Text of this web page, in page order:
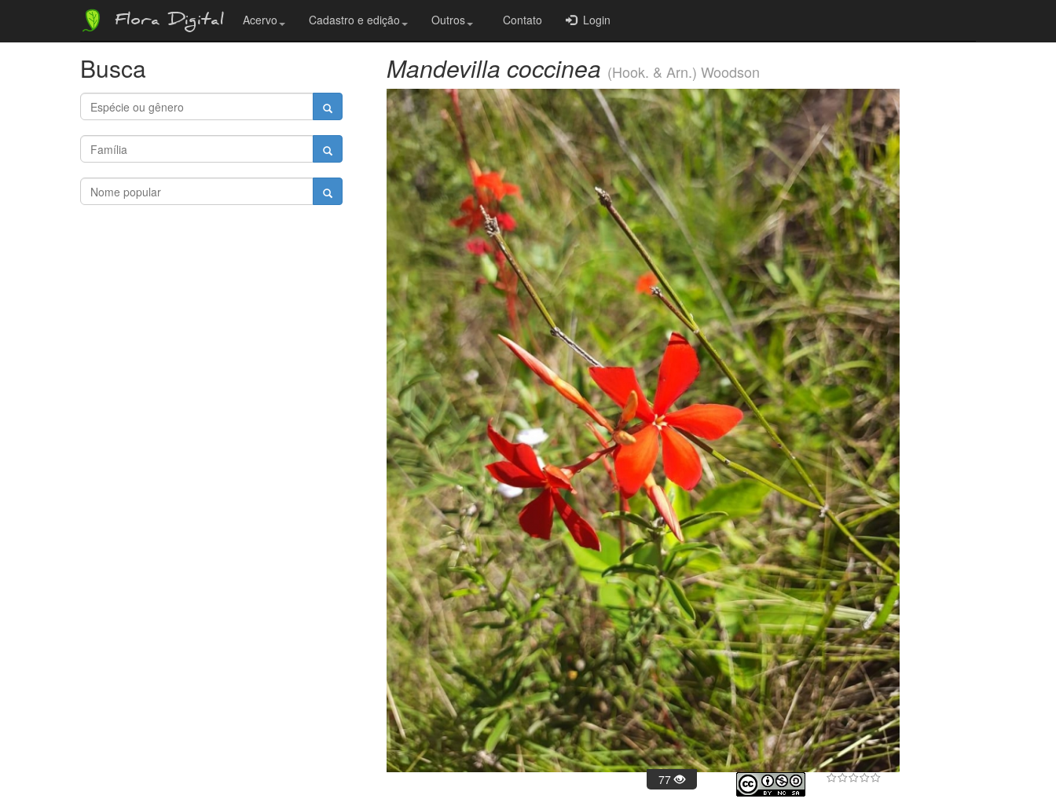
Flora Digital Acervo Cadastro e edição Outros Contato Login
Busca Mandevilla coccinea (Hook. & Arn.) Woodson
77